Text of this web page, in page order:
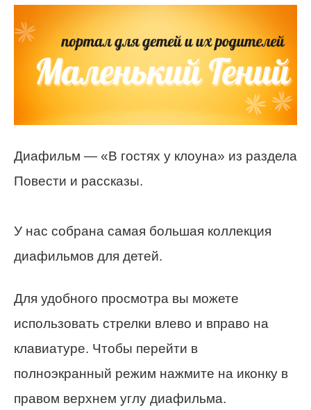
Диафильм — «В гостях у клоуна» из раздела
Повести и рассказы.
У нас собрана самая большая коллекция
диафильмов для детей.
Для удобного просмотра вы можете
использовать стрелки влево и вправо на
клавиатуре. Чтобы перейти в
полноэкранный режим нажмите на иконку в
правом верхнем углу диафильма.